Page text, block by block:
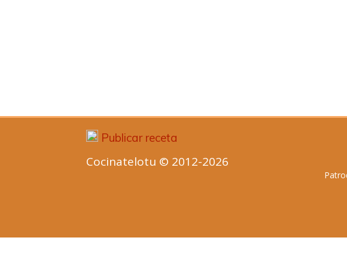
Publicar receta
Cocinatelotu © 2012-2026